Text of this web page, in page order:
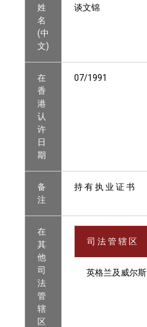
姓
名
(中
文)
谈文锦
在
香
港
认
许
日
期
07/1991
备
注
持 有 执 业 证 书
在
其
他
司
法
管
辖
区
司 法 管 辖 区
英格兰及威尔斯